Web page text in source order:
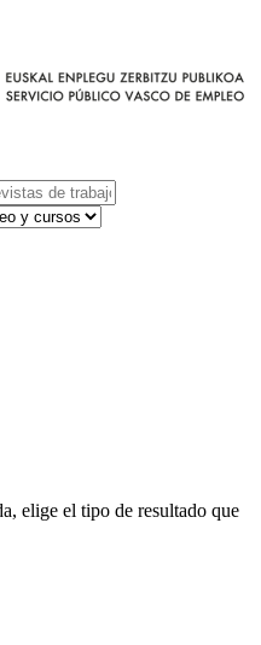
elige el tipo de resultado que